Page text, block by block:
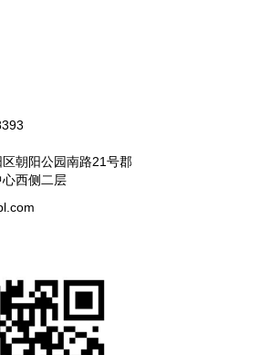
朝阳公园南路21号郡
西侧二层